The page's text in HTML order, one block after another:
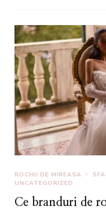
ROCHII DE MIREASA
UNCATEGORIZED
Ce branduri de